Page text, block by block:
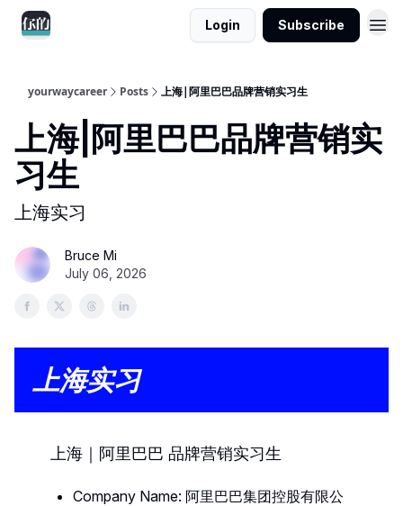
Login Subscribe
yourwaycareer Posts 上海|阿里巴巴品牌营销实习生
上海|阿里巴巴品牌营销实
习生
上海实习
Bruce Mi
July 06, 2026
上海实习
上海｜阿里巴巴 品牌营销实习生
Company Name: 阿里巴巴集团控股有限公